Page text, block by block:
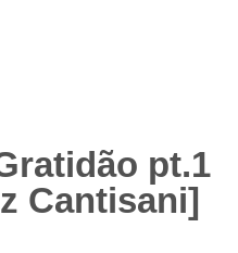
pt.1
Cantisani]